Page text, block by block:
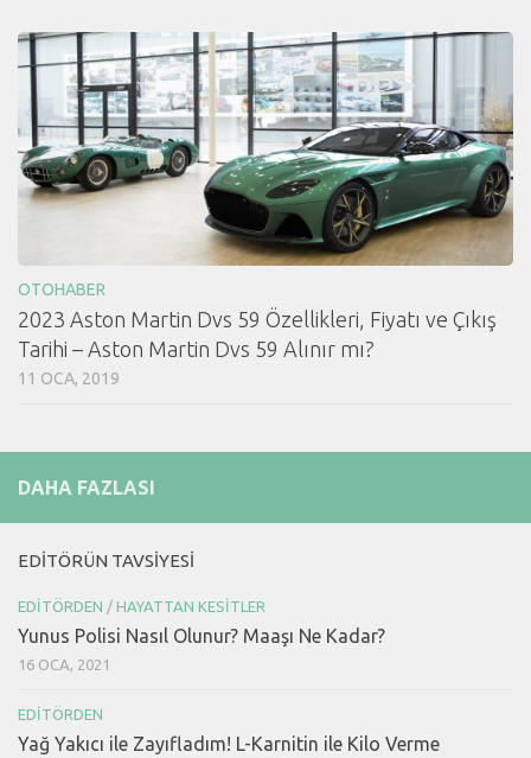
OTOHABER
2023 Aston Martin Dvs 59 Özellikleri, Fiyatı ve Çıkış
Tarihi – Aston Martin Dvs 59 Alınır mı?
11 OCA, 2019
DAHA FAZLASI
EDITÖRÜN TAVSIYESI
EDITÖRDEN / HAYATTAN KESITLER
Yunus Polisi Nasıl Olunur? Maaşı Ne Kadar?
16 OCA, 2021
EDITÖRDEN
Yağ Yakıcı ile Zayıfladım! L-Karnitin ile Kilo Verme